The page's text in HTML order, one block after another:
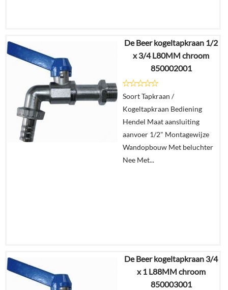
€33,44
€21,54
In
winkelmand
De Beer kogeltapkraan 1/2
x 3/4 L80MM chroom
850002001
Soort Tapkraan /
Kogeltapkraan Bediening
Hendel Maat aansluiting
aanvoer 1/2" Montagewijze
Wandopbouw Met beluchter
Nee Met...
€19,95
€15,48
De Beer kogeltapkraan 3/4
x 1 L88MM chroom
850003001